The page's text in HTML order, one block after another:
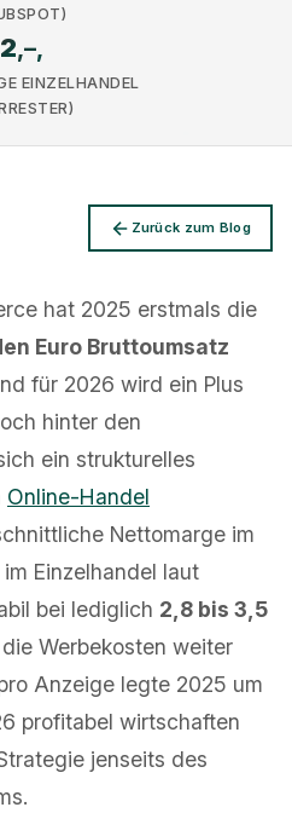
2,–,
EINZELHANDEL
Zurück zum Blog
hat 2025 erstmals die
Euro Bruttoumsatz
für 2026 wird ein Plus
hinter den
ein strukturelles
Online-Handel
Nettomarge im
Einzelhandel laut
bei lediglich 2,8 bis 3,5
Werbekosten weiter
Anzeige legte 2025 um
profitabel wirtschaften
jenseits des